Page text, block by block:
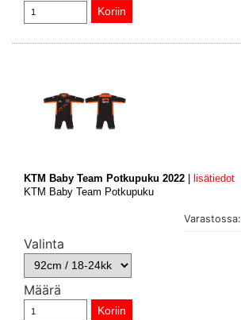
KTM Baby Team Potkupuku 2022
lisätiedot
KTM Baby Team Potkupuku
Varastossa:
Valinta
Määrä